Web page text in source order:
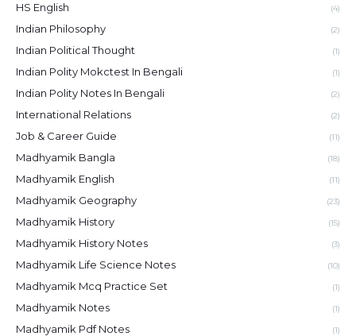
HS English (4)
Indian Philosophy (2)
Indian Political Thought (1)
Indian Polity Mokctest In Bengali (1)
Indian Polity Notes In Bengali (2)
International Relations (2)
Job & Career Guide (11)
Madhyamik Bangla (18)
Madhyamik English (11)
Madhyamik Geography (23)
Madhyamik History (15)
Madhyamik History Notes (3)
Madhyamik Life Science Notes (10)
Madhyamik Mcq Practice Set (1)
Madhyamik Notes (1)
Madhyamik Pdf Notes (1)